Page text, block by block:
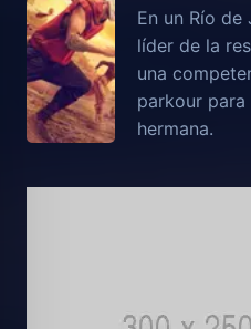
En un Río
líder de la
una
parkour para
hermana.